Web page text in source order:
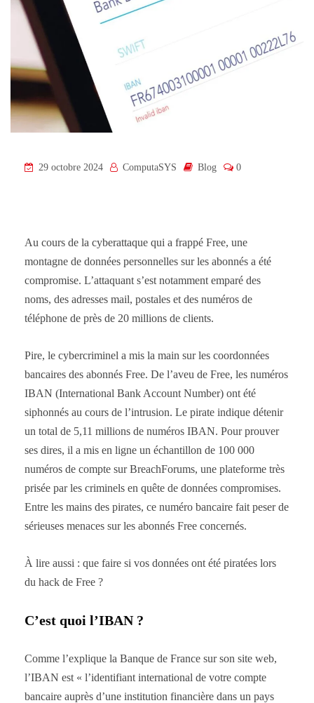
29 octobre 2024 ComputaSYS Blog 0
Au cours de la cyberattaque qui a frappé Free, une
montagne de données personnelles sur les abonnés a été
compromise. L’attaquant s’est notamment emparé des
noms, des adresses mail, postales et des numéros de
téléphone de près de 20 millions de clients.
Pire, le cybercriminel a mis la main sur les coordonnées
bancaires des abonnés Free. De l’aveu de Free, les numéros
IBAN (International Bank Account Number) ont été
siphonnés au cours de l’intrusion. Le pirate indique détenir
un total de 5,11 millions de numéros IBAN. Pour prouver
ses dires, il a mis en ligne un échantillon de 100 000
numéros de compte sur BreachForums, une plateforme très
prisée par les criminels en quête de données compromises.
Entre les mains des pirates, ce numéro bancaire fait peser de
sérieuses menaces sur les abonnés Free concernés.
À lire aussi : que faire si vos données ont été piratées lors
du hack de Free ?
C’est quoi l’IBAN ?
Comme l’explique la Banque de France sur son site web,
l’IBAN est « l’identifiant international de votre compte
bancaire auprès d’une institution financière dans un pays